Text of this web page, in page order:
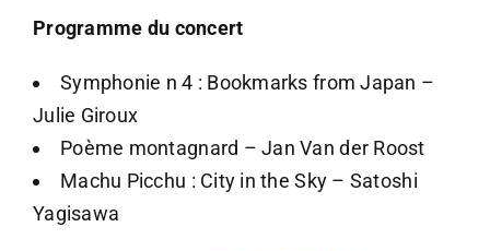
Programme du concert
Symphonie n 4 : Bookmarks from Japan –
Julie Giroux
Poème montagnard – Jan Van der Roost
Machu Picchu : City in the Sky – Satoshi
Yagisawa